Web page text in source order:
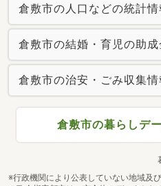
倉敷市の人口などの統計情
倉敷市の結婚・育児の助成
倉敷市の治安・ごみ収集情
倉敷市の暮らしデ
※行政機関により公表していない地域及